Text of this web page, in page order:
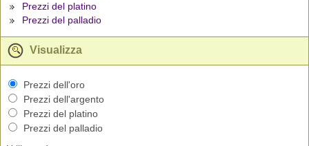
Prezzi del platino
Prezzi del palladio
Visualizza
Prezzi dell'oro
Prezzi dell'argento
Prezzi del platino
Prezzi del palladio